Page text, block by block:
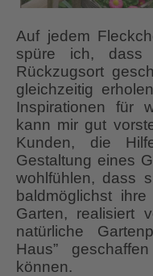
Auf jedem
spüre ich, dass
Rückzugsort
gleichzeitig
Inspirationen für
kann mir gut
Kunden, die
Gestaltung eines
wohlfühlen, dass
baldmöglichst
Garten, realisiert
natürliche
Haus”
können.